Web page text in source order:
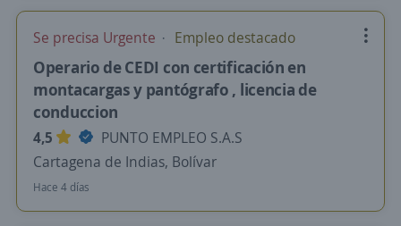
Se precisa Urgente Empleo destacado
Operario de CEDI con certificación en
montacargas y pantógrafo , licencia de
conduccion
4,5
PUNTO EMPLEO S.A.S
Cartagena de Indias, Bolívar
Hace 4 días